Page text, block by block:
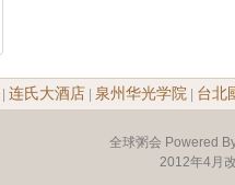
连氏大酒店 泉州华光学院 台北
全球粥会 Powered
2012年4月